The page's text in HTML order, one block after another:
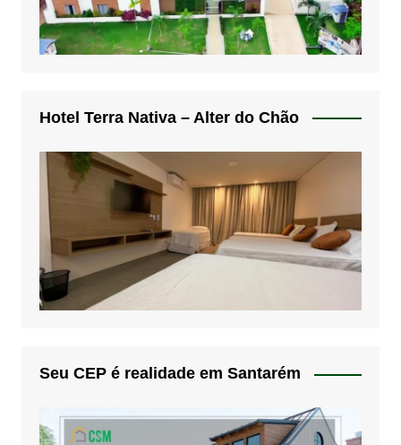
Hotel Terra Nativa – Alter do Chão
Seu CEP é realidade em Santarém